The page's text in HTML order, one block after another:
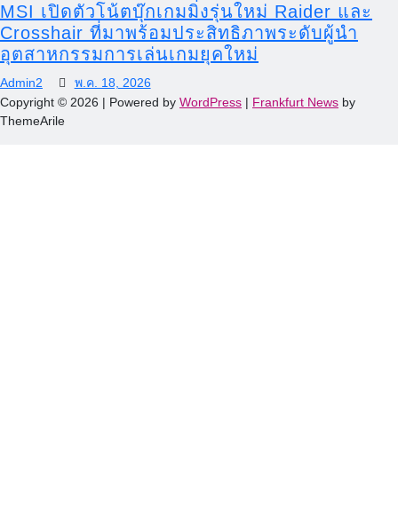
MSI เปิดตัวโน้ตบุ๊กเกมมิ่งรุ่นใหม่ Raider และ
Crosshair ที่มาพร้อมประสิทธิภาพระดับผู้นำ
อุตสาหกรรมการเล่นเกมยุคใหม่
Admin2
พ.ค. 18, 2026
Copyright © 2026 | Powered by WordPress | Frankfurt News by
ThemeArile